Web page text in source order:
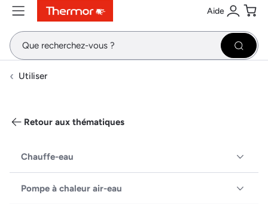
ContenuMenuRecherche Aide
Se
Utiliser
Retour aux thématiques
Chauffe-eau
Pompe à chaleur air-eau